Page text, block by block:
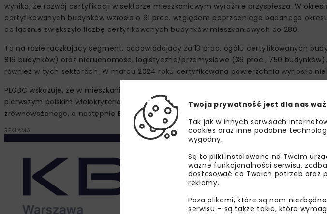
wynika, że rozwój certyfikacji w sektorze mieszkaniowym wyraźnie przyspiesza. W
certyfikowanych budynków wzrosła o 61 proc. względem poprzedniego badanego
co łącznie zwiększyło liczbę certyfikowanych budynków mieszkaniowych do 280.
To na razie raczkujący segment, odpowiadający za 13 proc. ogółu certyfikowanych
816 budynków) oraz nieruchomości logistyczne/przemysłowe (36 proc., 750
również w tych sektorach. W marcu 2024 roku certyfikowana powierzchnia wynosiła
PLGBC wskazuje, że w mieszkaniówce najwięcej nowych budynków przybyło w
pierwszym polskim wielokryterialnym systemem oceniającym inwestycje
zrównoważonego, a następnie BREEAM (36 domów) oraz jeden w systemie LEED.
REKLAMA
Twoja prywatność jest dla nas
Tak jak w innych serwisach
cookies oraz inne podobne
wygodny.
Są to pliki instalowane na Twoim
ważne funkcjonalności serwisu,
dostosować do Twoich potrzeb oraz
reklamy.
Poza plikami, które są nam
serwisu – są także takie, które